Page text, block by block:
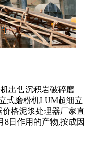
出售沉积岩破碎磨
式磨粉机LUM超细立
格泥浆处理器厂家直
8日作用的产物,按成因